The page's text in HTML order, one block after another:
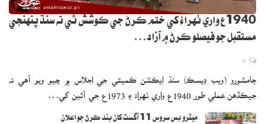
1940ع واري ٺهراءُ کي ختم ڪرڻ جي ڪوشش ٿي ته سنڌ پنهنجي
مستقبل جو فيصلو ڪرڻ ۾ آزاد…
ڄامشورو (ويب ڊيسڪ) سنڌ ايڪشن ڪميٽي جي اجلاس ۾ چيو ويو آهي ته
جيڪڏهن عملي طور 1940ع واري ٺهراءُ ۽ 1973ع جي آئين کي…
ميٽرو بس سروس 11 آگسٽ کان بند ڪرڻ جو اعلان